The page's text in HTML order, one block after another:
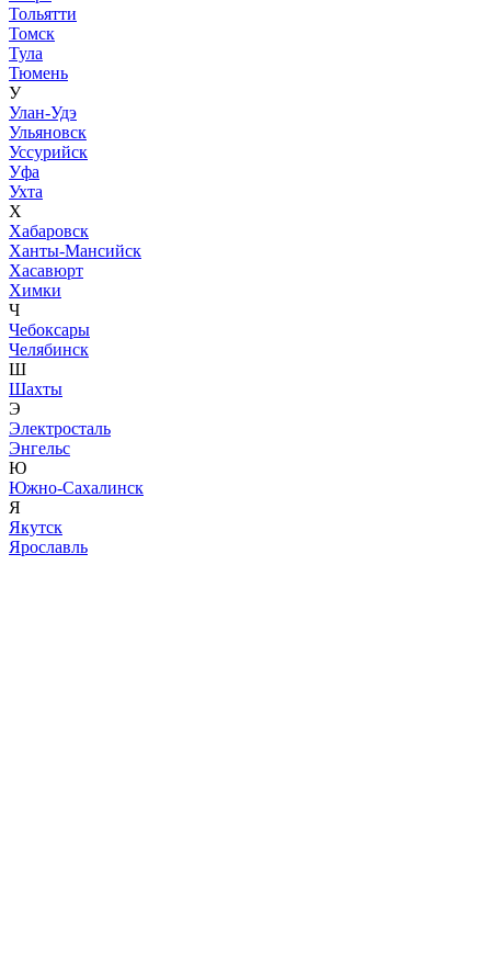
Тольятти
Томск
Тула
Тюмень
У
Улан-Удэ
Ульяновск
Уссурийск
Уфа
Ухта
Х
Хабаровск
Ханты-Мансийск
Хасавюрт
Химки
Ч
Чебоксары
Челябинск
Ш
Шахты
Э
Электросталь
Энгельс
Ю
Южно-Сахалинск
Я
Якутск
Ярославль